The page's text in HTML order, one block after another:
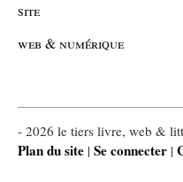
site
web & numérique
- 2026 le tiers livre, web &
Plan du site | Se connecter |